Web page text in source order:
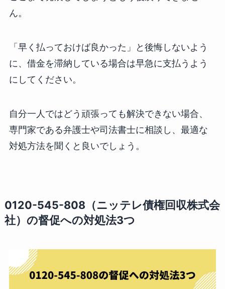
ん。
「早く払っておけば良かった」と後悔しないよう
に、借金を滞納している場合は早急に支払うよう
にしてください。
自分一人ではどう頑張っても解決できない場合、
専門家である弁護士や司法書士に相談し、最適な
対処方法を聞くと良いでしょう。
0120-545-808（ニッテレ債権回収株式会
社）の督促への対処法3つ